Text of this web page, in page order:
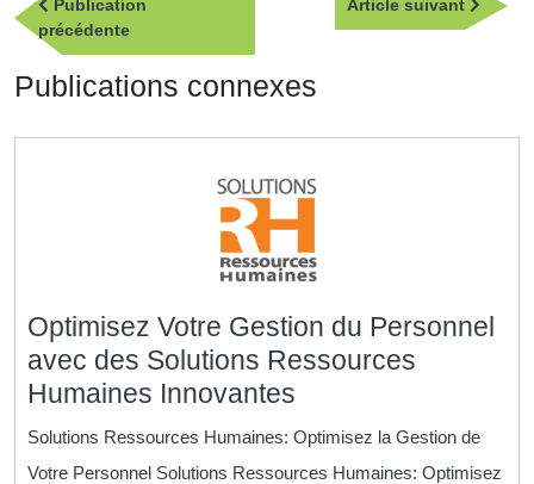
de
l’article
Publication
précédentePublication
précédente
Article suivant
Publications connexes
Optimisez Votre Gestion du Personnel
avec des Solutions Ressources
Humaines Innovantes
Votre
Gestion
Solutions Ressources Humaines: Optimisez la Gestion de
Votre Personnel Solutions Ressources Humaines: Optimisez